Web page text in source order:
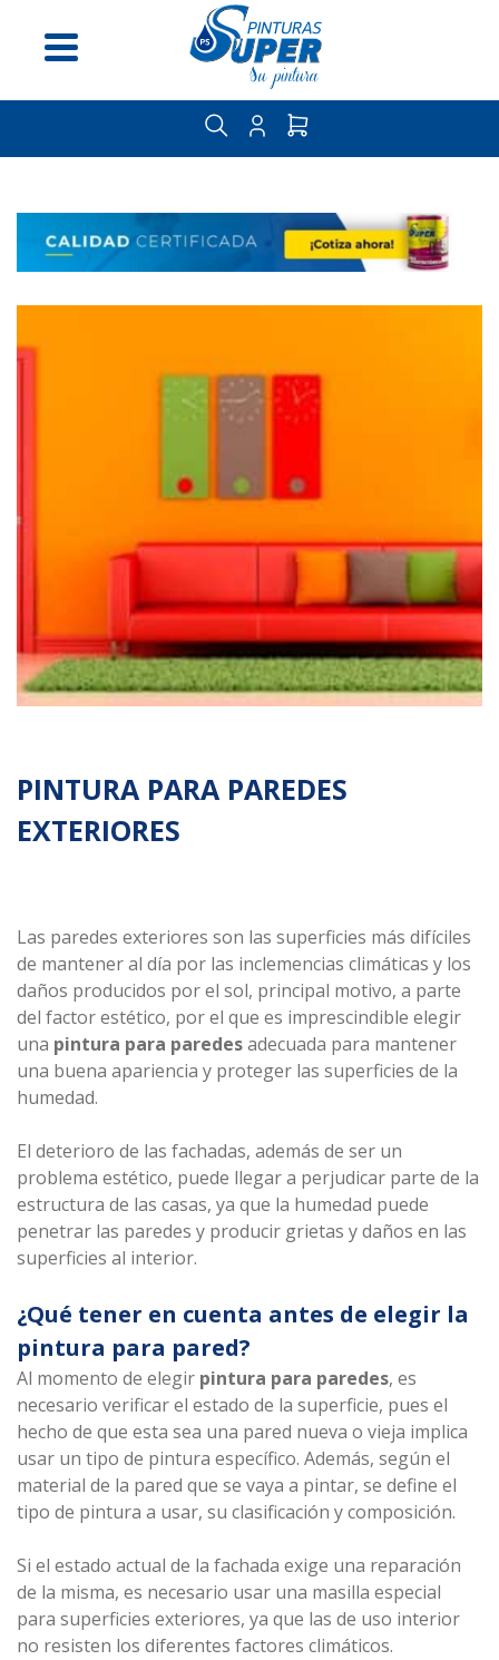
Inicio
Nosotros
del
Línea
Automotriz
Línea
Arquitectónica
Línea
Materias
PINTURA PARA PAREDES
EXTERIORES
Las paredes exteriores son las superficies más difíciles
de mantener al día por las inclemencias climáticas y los
daños producidos por el sol, principal motivo, a parte
del factor estético, por el que es imprescindible elegir
una pintura para paredesadecuada para mantener
una buena apariencia y proteger las superficies de la
humedad.
El deterioro de las fachadas, además de ser un
problema estético, puede llegar a perjudicar parte de la
estructura de las casas, ya que la humedad puede
penetrar las paredes y producir grietas y daños en las
superficies al interior.
¿Qué tener en cuenta antes de elegir la
pintura para pared?
Al momento de elegir pintura para paredes, es
necesario verificar el estado de la superficie, pues el
hecho de que esta sea una pared nueva o vieja implica
usar un tipo de pintura específico. Además, según el
material de la pared que se vaya a pintar, se define el
tipo de pintura a usar, su clasificación y composición.
Si el estado actual de la fachada exige una reparación
de la misma, es necesario usar una masilla especial
para superficies exteriores, ya que las de uso interior
no resisten los diferentes factores climáticos.